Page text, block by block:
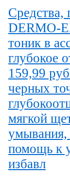
Средства,
DERMO-
тоник в
глубокое
159,99
черных
мягкой
помощь к
избавл